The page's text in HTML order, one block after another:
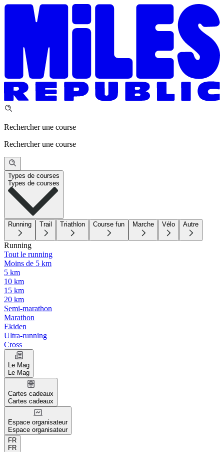
Rechercher une course
Rechercher une course
Types de courses
Types de courses
Running Trail Triathlon Course fun Marche Vélo Autre
Running
Tout le running
Moins de 5 km
5 km
10 km
15 km
20 km
Semi-marathon
Marathon
Ekiden
Ultra-running
Cross
Le Mag
Le Mag
Cartes cadeaux
Cartes cadeaux
Espace organisateur
Espace organisateur
FR
FR